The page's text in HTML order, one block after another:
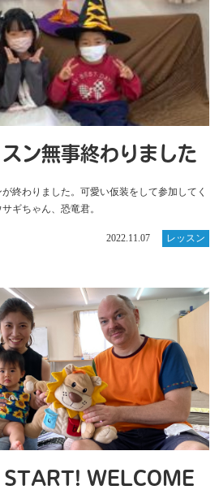
ン無事終わりました
終わりました。可愛い仮装をして参加してく
ギちゃん、恐竜君。
2022.11.07 レッスン
WELCOME